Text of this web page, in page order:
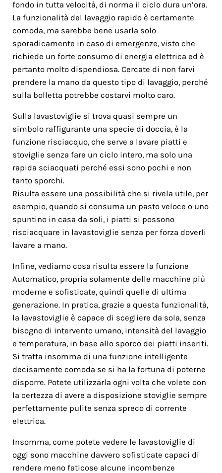
fondo in tutta velocità, di norma il ciclo dura un’ora.
La funzionalità del lavaggio rapido è certamente
comoda, ma sarebbe bene usarla solo
sporadicamente in caso di emergenze, visto che
richiede un forte consumo di energia elettrica ed è
pertanto molto dispendiosa. Cercate di non farvi
prendere la mano da questo tipo di lavaggio, perché
sulla bolletta potrebbe costarvi molto caro.
Sulla lavastoviglie si trova quasi sempre un
simbolo raffigurante una specie di doccia, è la
funzione risciacquo, che serve a lavare piatti e
stoviglie senza fare un ciclo intero, ma solo una
rapida sciacquati perché essi sono pochi e non
tanto sporchi.
Risulta essere una possibilità che si rivela utile, per
esempio, quando si consuma un pasto veloce o uno
spuntino in casa da soli, i piatti si possono
risciacquare in lavastoviglie senza per forza doverli
lavare a mano.
Infine, vediamo cosa risulta essere la funzione
Automatico, propria solamente delle macchine più
moderne e sofisticate, quindi quelle di ultima
generazione. In pratica, grazie a questa funzionalità,
la lavastoviglie è capace di scegliere da sola, senza
bisogno di intervento umano, intensità del lavaggio
e temperatura, in base allo sporco dei piatti inseriti.
Si tratta insomma di una funzione intelligente
decisamente comoda se si ha la fortuna di poterne
disporre. Potete utilizzarla ogni volta che volete con
la certezza di avere a disposizione stoviglie sempre
perfettamente pulite senza spreco di corrente
elettrica.
Insomma, come potete vedere le lavastoviglie di
oggi sono macchine davvero sofisticate capaci di
rendere meno faticose alcune incombenze